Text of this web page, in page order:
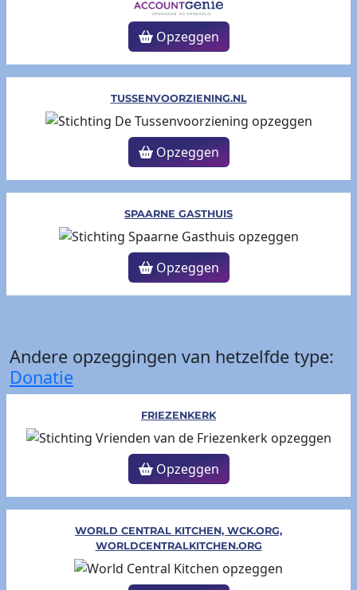
Opzeggen
TUSSENVOORZIENING.NL
Opzeggen
SPAARNE GASTHUIS
Opzeggen
Andere opzeggingen van hetzelfde type:
Donatie
FRIEZENKERK
Opzeggen
WORLD CENTRAL KITCHEN, WCK.ORG,
WORLDCENTRALKITCHEN.ORG